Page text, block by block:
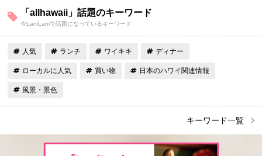
「allhawaii」話題のキーワード
今LaniLaniで話題になっているキーワード
人気 ランチ ワイキキ ディナー
ローカルに人気 買い物 日本のハワイ関連情報
風景・景色
キーワード一覧